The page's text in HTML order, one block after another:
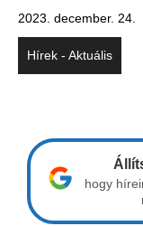
2023. december. 24.
Hírek - Aktuális
hogy